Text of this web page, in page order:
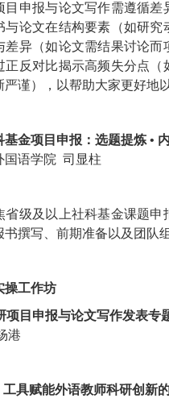
目申报与论文写作需遵循
与论文在结构要素（如研
差异（如论文需结果讨论
正反对比揭示高频失分点
严谨），以帮助大家更好地
基金项目申报：选题提炼 •
国语学院 司显柱
省级及以上社科基金课题
书撰写、前期准备以及团队
操工作坊
项目申报与论文写作发表专
港
工具赋能外语教师科研创新